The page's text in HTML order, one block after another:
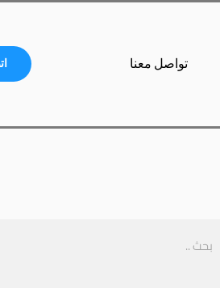
تواصل معنا